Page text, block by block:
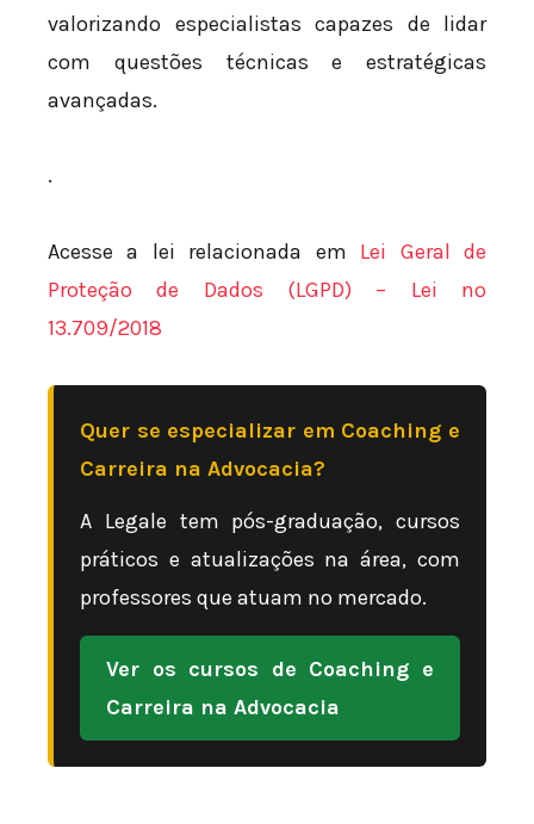
valorizando especialistas capazes de lidar
com questões técnicas e estratégicas
avançadas.
.
Acesse a lei relacionada em Lei Geral de
Proteção de Dados (LGPD) – Lei nº
13.709/2018
Quer se especializar em Coaching e
Carreira na Advocacia?
A Legale tem pós-graduação, cursos
práticos e atualizações na área, com
professores que atuam no mercado.
Ver os cursos de Coaching e
Carreira na Advocacia